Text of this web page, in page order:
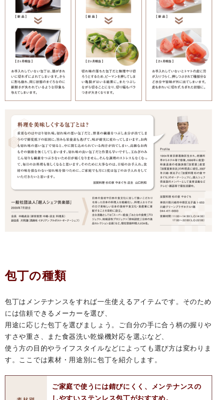
包丁の種類
包丁はメンテナンスをすれば一生使えるアイテムです。そのため
には信頼できるメーカーを選び、
用途に応じた包丁を選びましょう。ご自分の手に合う柄の握りや
すさや重さ、また食器洗い乾燥機対応を選ぶなど、
使う方の目的やライフスタイルなどによっても選び方は変わりま
す。ここでは素材・用途別に包丁を紹介します。
ご家庭で使うには錆びにくく、メンテナンスの
しやすいステンレス包丁がおすすめ。